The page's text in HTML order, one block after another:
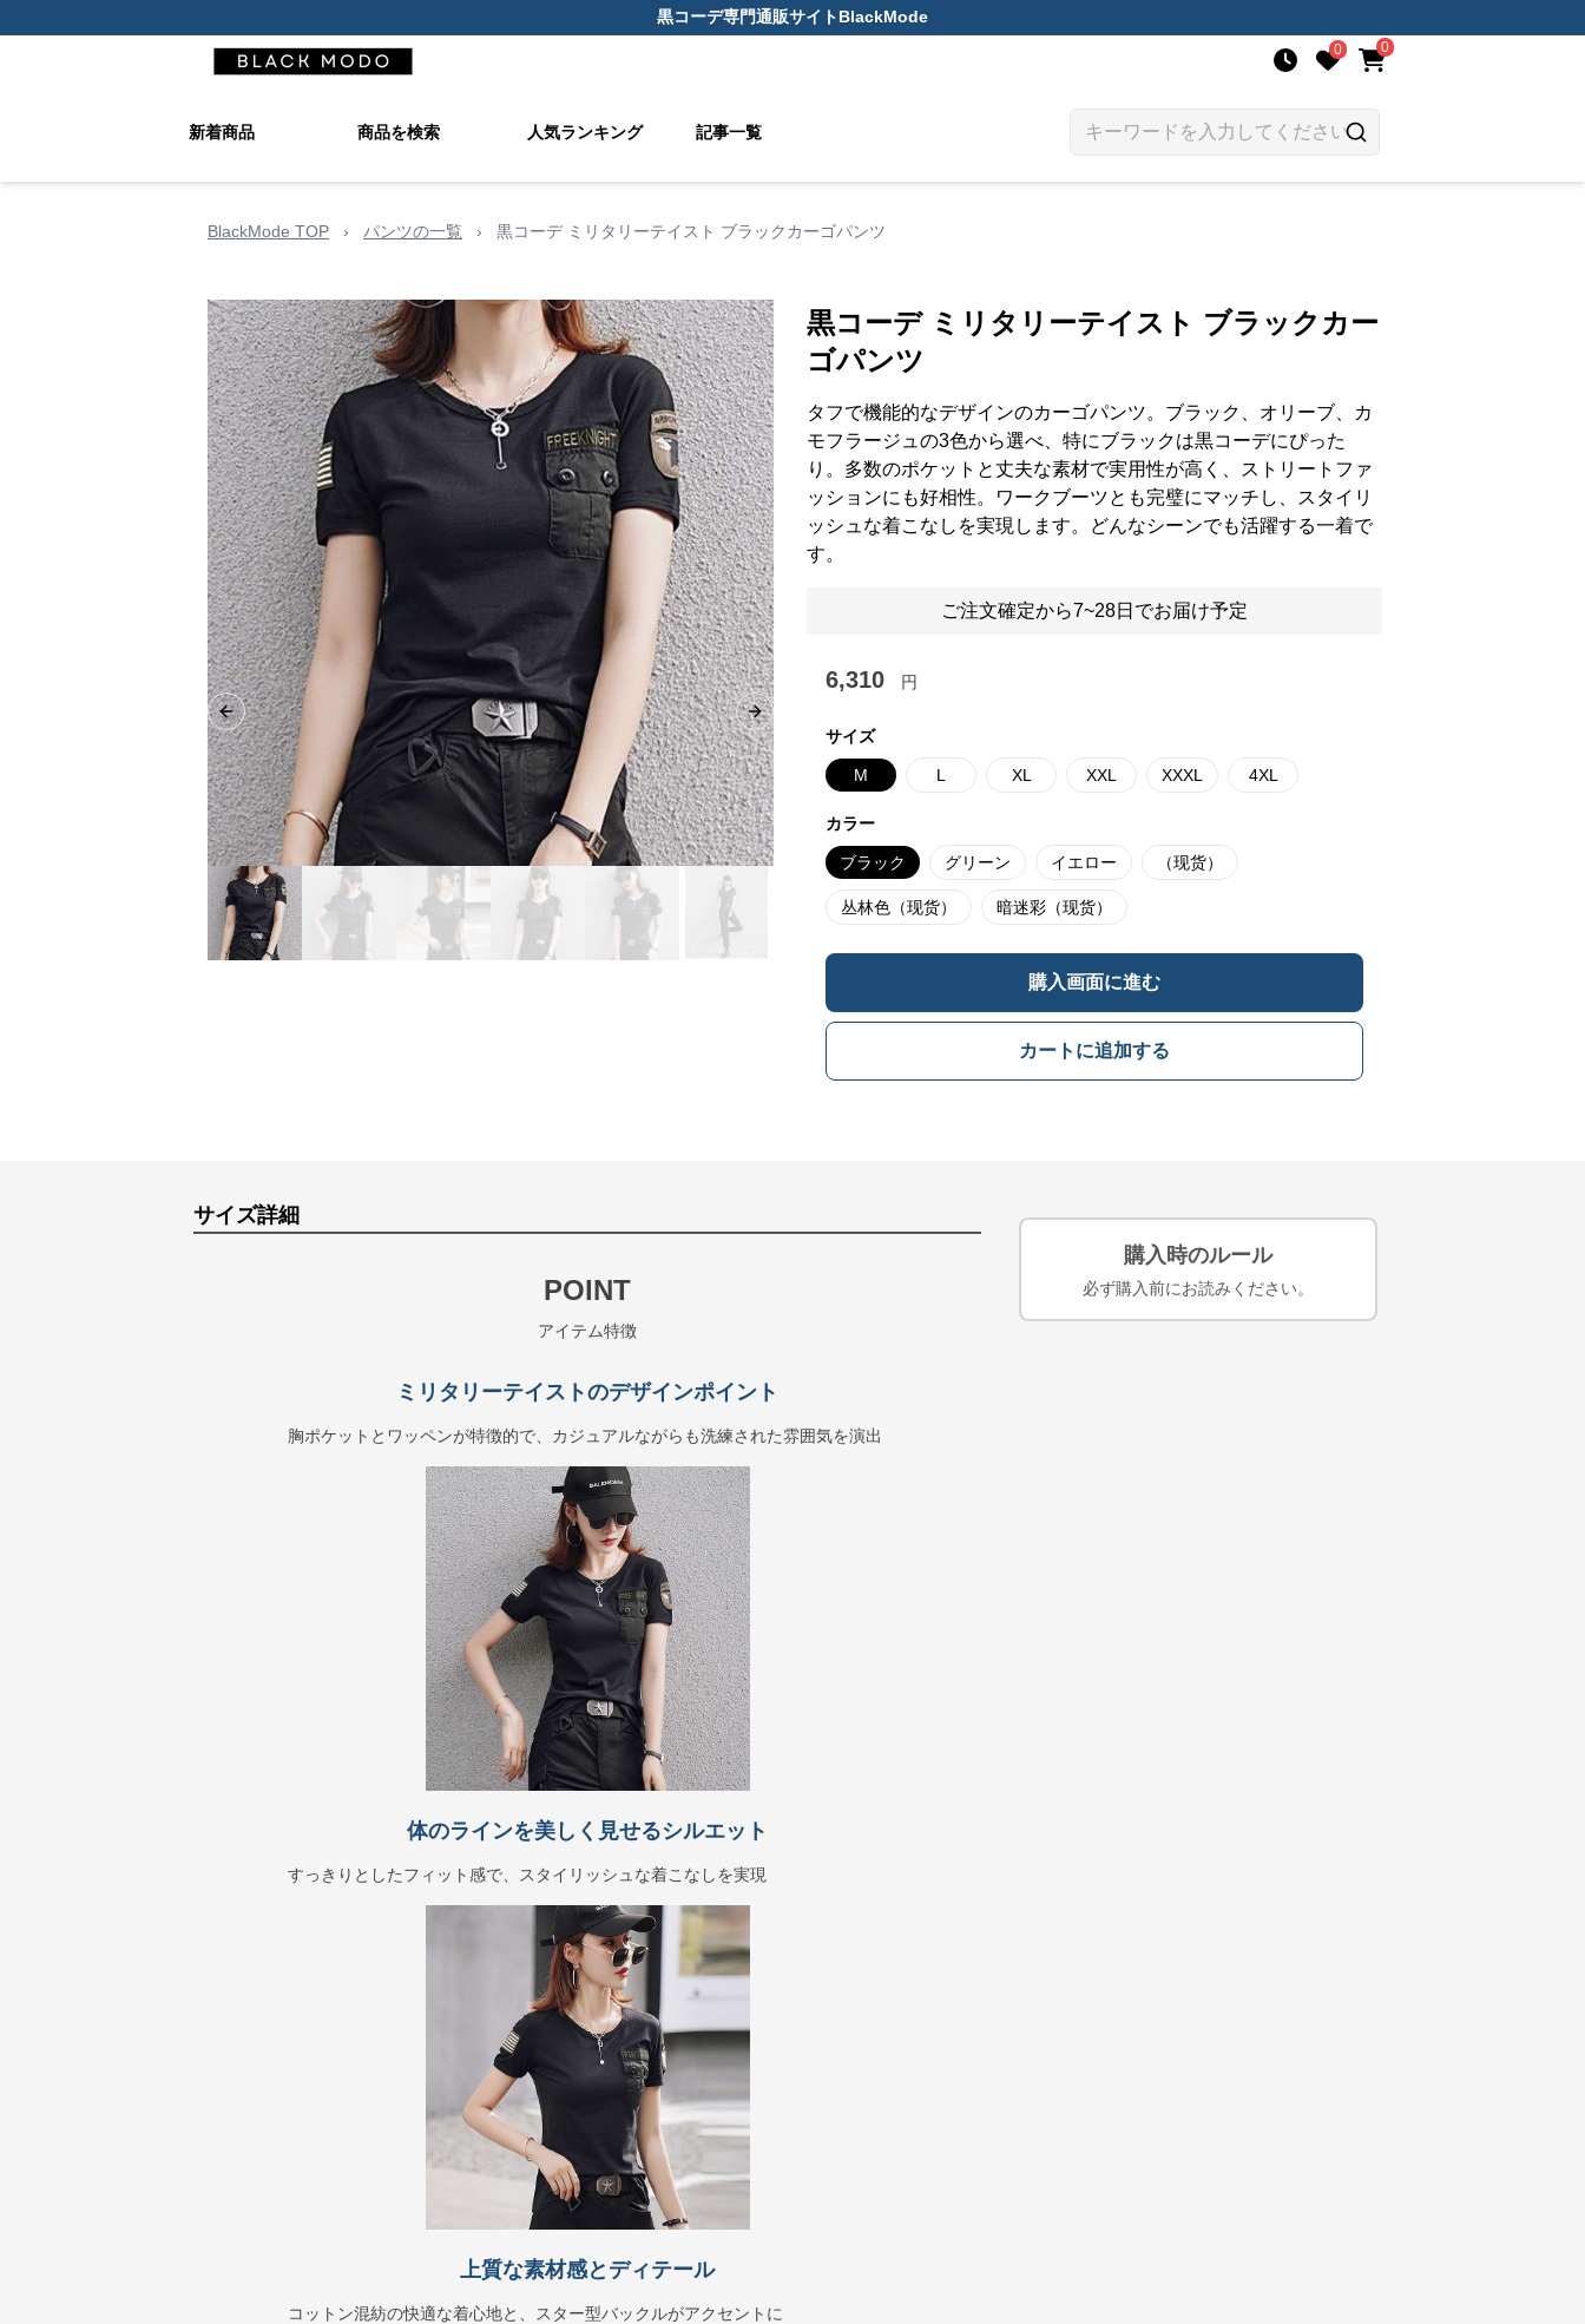
黒コーデ専門通販サイトBlackMode
0 0
新着商品 商品を検索 人気ランキング 記事一覧
BlackMode TOP › パンツの一覧 › 黒コーデ ミリタリーテイスト ブラックカーゴパンツ
Previous slide Next slide
黒コーデ ミリタリーテイスト ブラックカー
ゴパンツ
タフで機能的なデザインのカーゴパンツ。ブラック、オリーブ、カ
モフラージュの3色から選べ、特にブラックは黒コーデにぴった
り。多数のポケットと丈夫な素材で実用性が高く、ストリートファ
ッションにも好相性。ワークブーツとも完璧にマッチし、スタイリ
ッシュな着こなしを実現します。どんなシーンでも活躍する一着で
す。
ご注文確定から7~28日でお届け予定
6,310 円
サイズ
M L XL XXL XXXL 4XL
カラー
ブラック グリーン イエロー （现货）
丛林色（现货） 暗迷彩（现货）
購入画面に進む
カートに追加する
サイズ詳細
POINT
アイテム特徴
ミリタリーテイストのデザインポイント
胸ポケットとワッペンが特徴的で、カジュアルながらも洗練された雰囲気を演出
体のラインを美しく見せるシルエット
すっきりとしたフィット感で、スタイリッシュな着こなしを実現
上質な素材感とディテール
コットン混紡の快適な着心地と、スター型バックルがアクセントに
購入時のルール
必ず購入前にお読みください。